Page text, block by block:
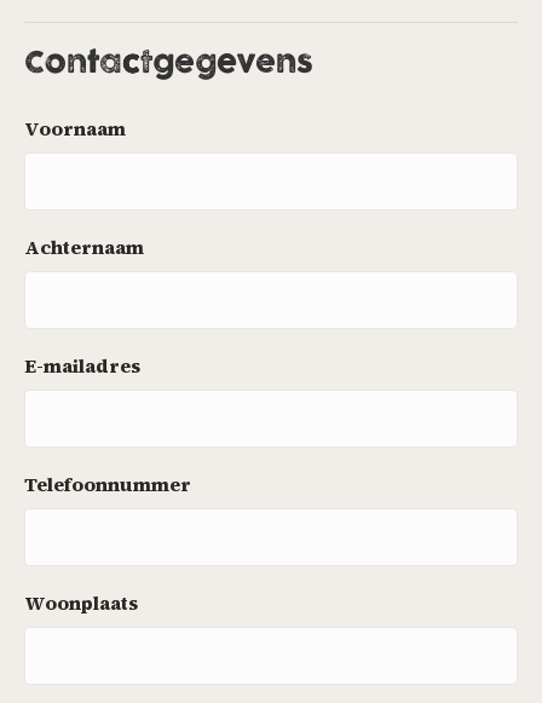
Contactgegevens
Voornaam
Achternaam
E-mailadres
Telefoonnummer
Woonplaats